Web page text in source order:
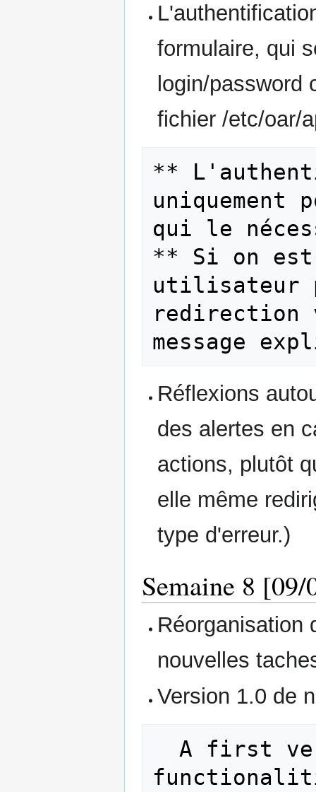
formulaire, qui
login/password
fichier /etc/oar/
**
qui le
** Si on est
utilisateur
redirection
Réflexions
des alertes en
actions, plutôt
elle même
type d'erreur.)
Semaine 8
Réorganisation
nouvelles
Version 1.0 de